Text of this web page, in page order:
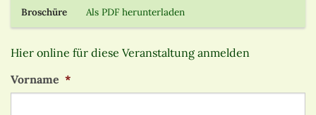
Broschüre
Als PDF herunterladen
Hier online für diese Veranstaltung anmelden
Vorname *